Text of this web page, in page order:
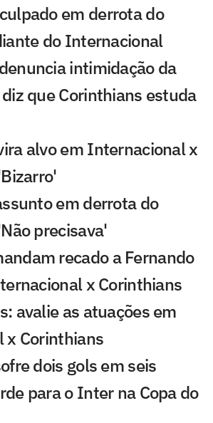
em derrota do
do Internacional
intimidação da
que Corinthians estuda
alvo em Internacional x
em derrota do
precisava'
recado a Fernando
x Corinthians
avalie as atuações em
Corinthians
dois gols em seis
para o Inter na Copa do